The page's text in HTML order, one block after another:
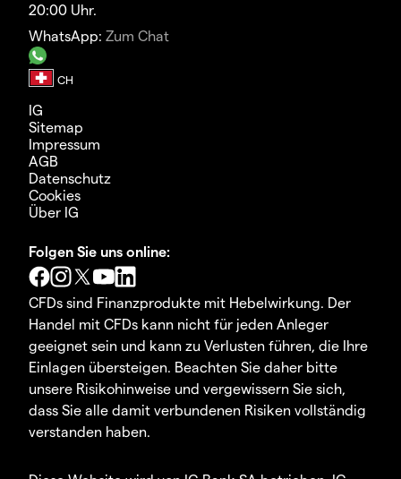
20:00 Uhr.
WhatsApp: Zum Chat
IG
Sitemap
Impressum
AGB
Datenschutz
Cookies
Über IG
Folgen Sie uns online:
CFDs sind Finanzprodukte mit Hebelwirkung. Der
Handel mit CFDs kann nicht für jeden Anleger
geeignet sein und kann zu Verlusten führen, die Ihre
Einlagen übersteigen. Beachten Sie daher bitte
unsere Risikohinweise und vergewissern Sie sich,
dass Sie alle damit verbundenen Risiken vollständig
verstanden haben.